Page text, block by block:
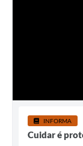
INFORMA
Cuidar é